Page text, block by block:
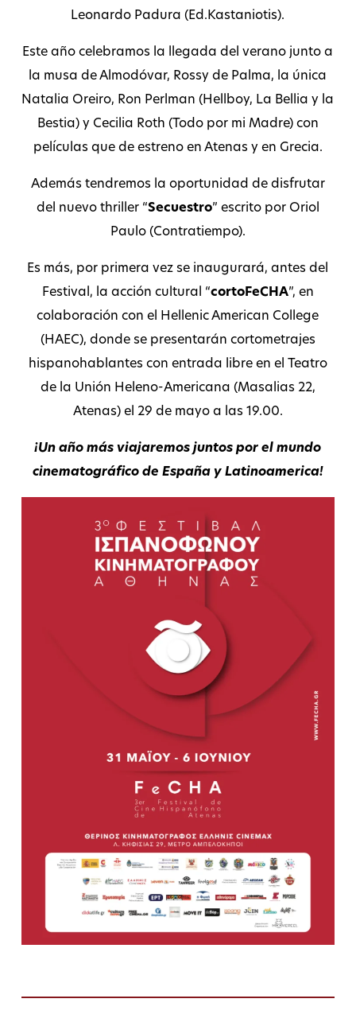
Leonardo Padura (Ed.Kastaniotis).
Este año celebramos la llegada del verano junto a
la musa de Almodóvar, Rossy de Palma, la única
Natalia Oreiro, Ron Perlman (Hellboy, La Bellia y la
Bestia) y Cecilia Roth (Todo por mi Madre) con
películas que de estreno en Atenas y en Grecia.
Además tendremos la oportunidad de disfrutar
del nuevo thriller “Secuestro” escrito por Oriol
Paulo (Contratiempo).
Es más, por primera vez se inaugurará, antes del
Festival, la acción cultural “cortoFeCHA”, en
colaboración con el Hellenic American College
(HAEC), donde se presentarán cortometrajes
hispanohablantes con entrada libre en el Teatro
de la Unión Heleno-Americana (Masalias 22,
Atenas) el 29 de mayo a las 19.00.
¡Un año más viajaremos juntos por el mundo
cinematográfico de España y Latinoamerica!